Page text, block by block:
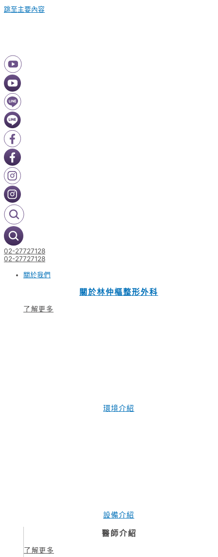
跳至主要內容
02-27727128
02-27727128
關於我們
關於林仲樞整形外科
了解更多
環境介紹
設備介紹
醫師介紹
了解更多